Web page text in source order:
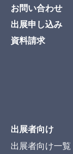
お問い合わせ
出展申し込み
資料請求
出展者向け
出展者向け一覧